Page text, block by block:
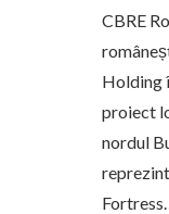
CBRE
Holding
proiect
nordul